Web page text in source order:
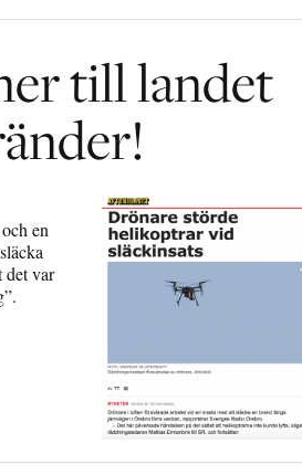
till landet
en
det var